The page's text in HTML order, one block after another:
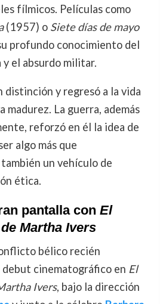
fílmicos. Películas como
(1957) o Siete días de mayo
profundo conocimiento del
el absurdo militar.
distinción y regresó a la vida
madurez. La guerra, además
reforzó en él la idea de
algo más que
un vehículo de
ética.
pantalla con El
Martha Ivers
bélico recién
cinematográfico en El
Ivers, bajo la dirección